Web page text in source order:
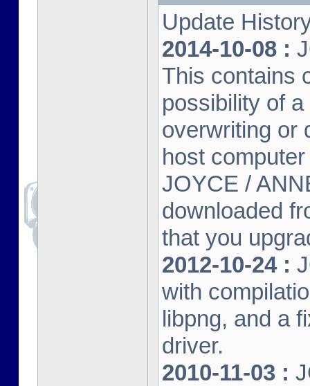
Update
2014-10-08 :
This contains
possibility of
overwriting or
host
JOYCE /
downloaded
that you
2012-10-24 :
with
libpng, and a
driver.
2010-11-03 :